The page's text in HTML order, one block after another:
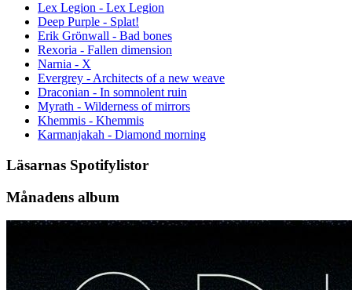
Lex Legion - Lex Legion
Deep Purple - Splat!
Erik Grönwall - Bad bones
Rexoria - Fallen dimension
Narnia - X
Evergrey - Architects of a new weave
Draconian - In somnolent ruin
Myrath - Wilderness of mirrors
Khemmis - Khemmis
Karmanjakah - Diamond morning
Läsarnas Spotifylistor
Månadens album